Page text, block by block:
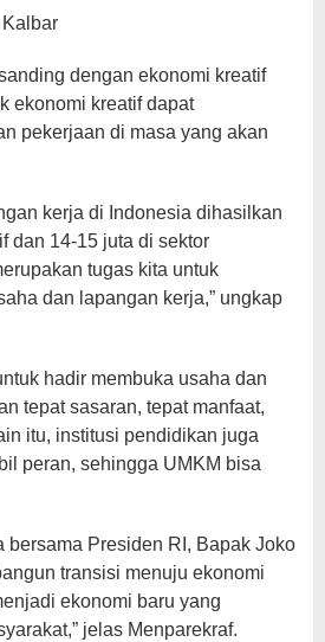
dengan ekonomi kreatif
ekonomi kreatif dapat
pekerjaan di masa yang akan
kerja di Indonesia dihasilkan
dan 14-15 juta di sektor
tugas kita untuk
dan lapangan kerja,” ungkap
hadir membuka usaha dan
tepat sasaran, tepat manfaat,
itu, institusi pendidikan juga
peran, sehingga UMKM bisa
bersama Presiden RI, Bapak Joko
transisi menuju ekonomi
ekonomi baru yang
jelas Menparekraf.